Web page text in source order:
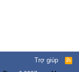
Trợ giúp
R